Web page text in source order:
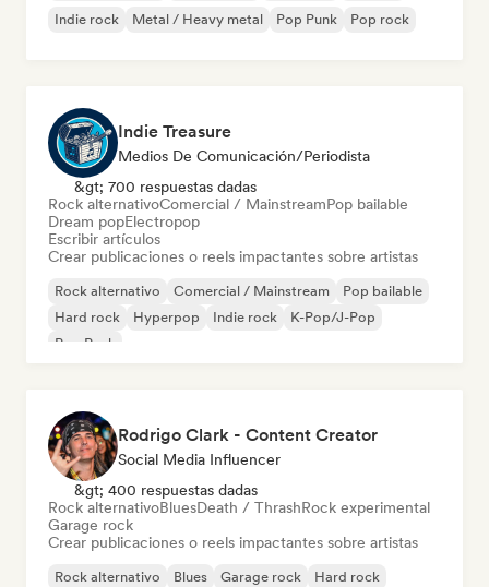
Indie rock
Metal / Heavy metal Pop Punk Pop rock
Indie Treasure
Medios De Comunicación/Periodista
&gt; 700 respuestas dadas
Rock alternativoComercial / MainstreamPop bailable
Dream popElectropop
Escribir artículos
Crear publicaciones o reels impactantes sobre artistas
Rock alternativo Comercial / Mainstream
Pop bailable
Hard rock
Hyperpop Indie rock
K-Pop/J-Pop
Pop Punk
Rodrigo Clark - Content Creator
Social Media Influencer
&gt; 400 respuestas dadas
Rock alternativoBluesDeath / ThrashRock experimental
Garage rock
Crear publicaciones o reels impactantes sobre artistas
Rock alternativo Blues Garage rock Hard rock